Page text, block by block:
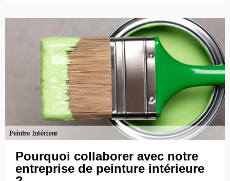
Pourquoi collaborer avec notre
entreprise de peinture intérieure